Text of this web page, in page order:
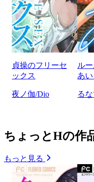
貞操のフリーセ
ックス
夜ノ伽/Dio
ル
あ
る
ちょっとHの作
もっと見る